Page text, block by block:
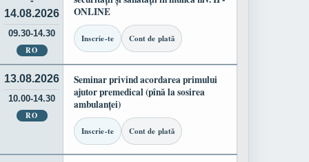
14.08.2026
09.30-14.30
RO
ONLINE
Inscrie-te Cont de plată
13.08.2026
10.00-14.30
RO
Seminar privind acordarea primului
ajutor premedical (pînă la sosirea
ambulanței)
Inscrie-te Cont de plată